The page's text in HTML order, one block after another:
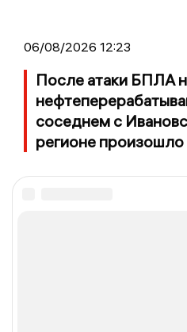
06/08/2026 12:23
После атаки БПЛА
соседнем с
регионе произошло